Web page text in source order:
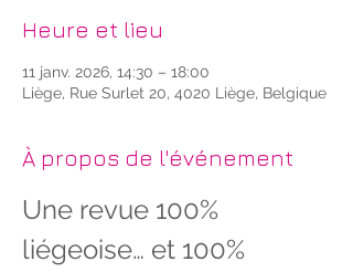
Heure et lieu
11 janv. 2026, 14:30 – 18:00
Liège, Rue Surlet 20, 4020 Liège, Belgique
À propos de l'événement
Une revue 100%
liégeoise… et 100%